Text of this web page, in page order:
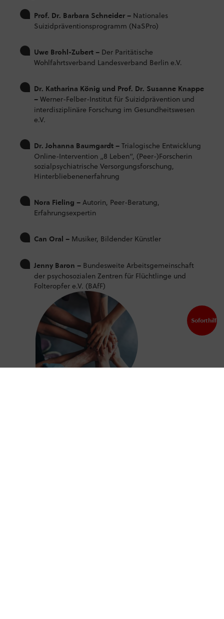
Soforthilfe
Prof. Dr. Barbara Schneider – Nationales
Suizidpräventionsprogramm (NaSPro)
Uwe Brohl-Zubert – Der Paritätische
Wohlfahrtsverband Landesverband Berlin e.V.
Dr. Katharina König und Prof. Dr. Susanne Knappe
– Werner-Felber-Institut für Suizidprävention und
interdisziplinäre Forschung im Gesundheitswesen
e.V.
Dr. Johanna Baumgardt – Trialogische Entwicklung
Online-Intervention „8 Leben“, (Peer-)Forscherin
sozialpsychiatrische Versorgungsforschung,
Hinterbliebenenerfahrung
Nora Fieling – Autorin, Peer-Beratung,
Erfahrungsexpertin
Can Oral – Musiker, Bildender Künstler
Jenny Baron – Bundesweite Arbeitsgemeinschaft
der psychosozialen Zentren für Flüchtlinge und
Folteropfer e.V. (BAfF)